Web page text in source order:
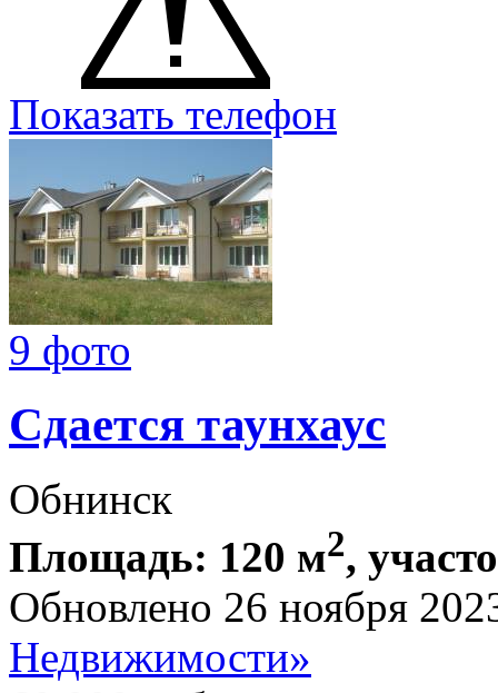
Показать телефон
9 фото
Сдается таунхаус
Обнинск
Площадь: 120 м2,
Обновлено 26 ноября
Недвижимости»